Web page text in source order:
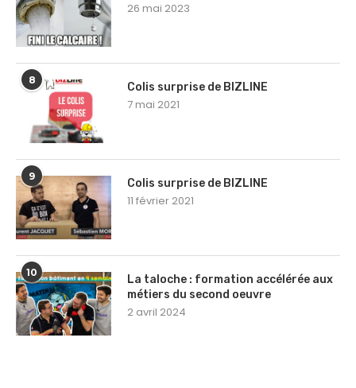
26 mai 2023
8
Colis surprise de BIZLINE
7 mai 2021
9
Colis surprise de BIZLINE
11 février 2021
10
La taloche : formation accélérée aux
métiers du second oeuvre
2 avril 2024